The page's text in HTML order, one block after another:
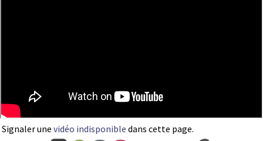
Signaler une vidéo indisponible dans cette page.